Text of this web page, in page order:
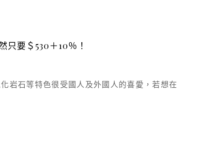
要＄530＋10％！
岩石等特色很受國人及外國人的喜愛，若想在